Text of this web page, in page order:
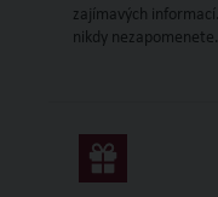
zajímavých
nikdy nezapomenete.